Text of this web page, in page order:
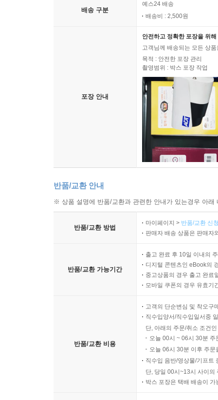
배송 구분
예스24 배송
배송비 : 2,500원
포장 안내
안전하고 정확한 포장을 위
고객님께 배송되는 모든 상
목적 : 안전한 포장 관리
촬영범위 : 박스 포장 작업
반품/교환 안내
※ 상품 설명에 반품/교환과 관련한 안내가 있는경우 아
반품/교환 방법
마이페이지 > 반품/교환 신
판매자 배송 상품은 판매자
반품/교환 가능기간
출고 완료 후 10일 이내의
디지털 콘텐츠인 eBook의
중고상품의 경우 출고 완료
모바일 쿠폰의 경우 유효기
반품/교환 비용
고객의 단순변심 및 착오구
직수입양서/직수입일서중
단, 아래의 주문/취소 조건
오늘 00시 ~ 06시 30분
오늘 06시 30분 이후 주
직수입 음반/영상물/기프트
단, 당일 00시~13시 사이의
박스 포장은 택배 배송이